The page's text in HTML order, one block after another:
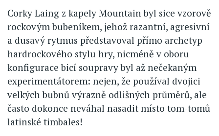
Corky Laing z kapely Mountain byl sice vzorově
rockovým bubeníkem, jehož razantní, agresivní
a dusavý rytmus představoval přímo archetyp
hardrockového stylu hry, nicméně v oboru
konfigurace bicí soupravy byl až nečekaným
experimentátorem: nejen, že používal dvojici
velkých bubnů výrazně odlišných průměrů, ale
často dokonce neváhal nasadit místo tom-tomů
latinské timbales!